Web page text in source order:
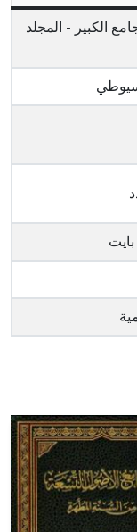
الكبير - المجلد